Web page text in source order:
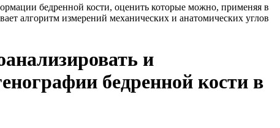
бедренной кости, оценить которые можно, применяя в
алгоритм измерений механических и анатомических углов
и
бедренной кости в